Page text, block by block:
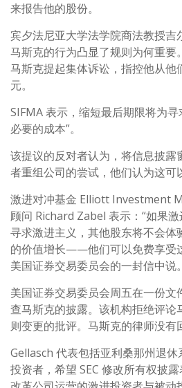
来报告他的股份。
宾夕法尼亚大学法学院商法教授吉
马斯克的行为凸显了规则为何重
马斯克提起集体诉讼，指控他从他
元。
SIFMA 表示，缩短最后期限将为
必要的成本”。
该提议的反对者认为，将信息披露
者重组公司的尝试，他们认为这可
激进对冲基金 Elliott Investment
顾问 Richard Zabel 表示：“如果
寻求激进主义，其他股东将不会体
的价值增长——他们可以免费享受
美国证券交易委员会的一封信中说。
美国证券交易委员会周五在一份文
查马斯克的披露。该机构拒绝评论
则变更的批评。马斯克的律师没有
Gellasch 代表包括亚利桑那州退休
投资者，希望 SEC 修改所有权披